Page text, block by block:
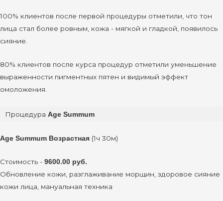
100% клиентов после первой процедуры отметили, что тон
лица стал более ровным, кожа - мягкой и гладкой, появилось
сияние.
80% клиентов после курса процедур отметили уменьшение
выраженности пигментных пятен и видимый эффект
омоложения.
Процедура Age Summum
Age Summum Возрастная (1ч 30м)
Стоимость - 9600.00 руб.
Обновление кожи, разглаживание морщин, здоровое сияние
кожи лица, мануальная техника